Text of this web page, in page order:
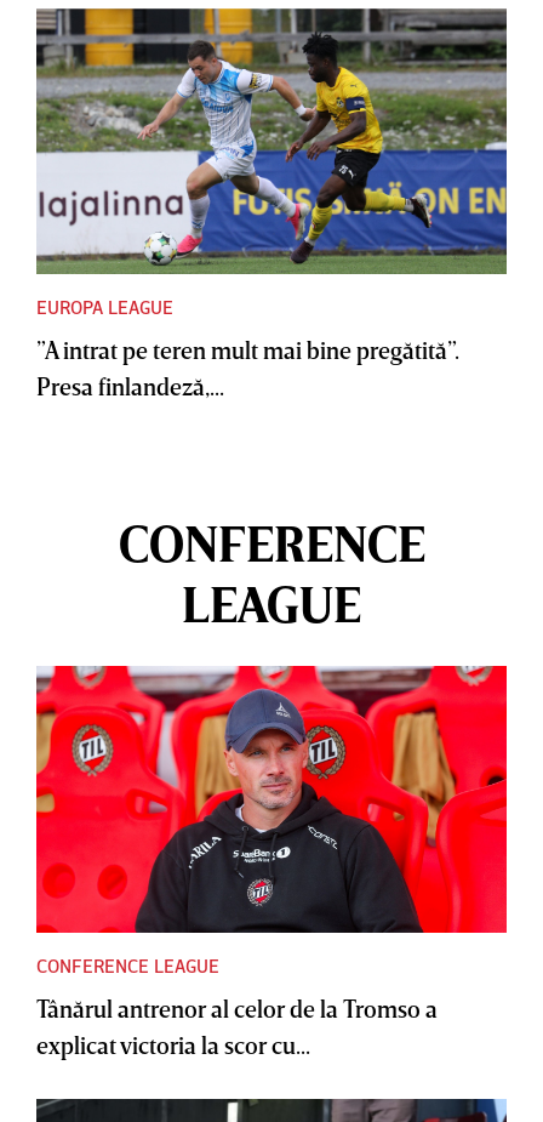
EUROPA LEAGUE
”A intrat pe teren mult mai bine pregătită”.
Presa finlandeză,...
CONFERENCE
LEAGUE
CONFERENCE LEAGUE
Tânărul antrenor al celor de la Tromso a
explicat victoria la scor cu...